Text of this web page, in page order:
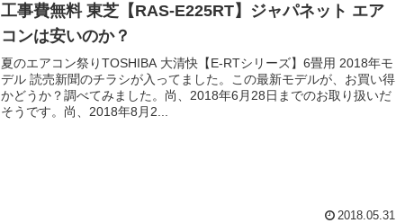
工事費無料 東芝【RAS-E225RT】ジャパネット エア
コンは安いのか？
夏のエアコン祭りTOSHIBA 大清快【E-RTシリーズ】6畳用 2018年モ
デル 読売新聞のチラシが入ってました。この最新モデルが、お買い得
かどうか？調べてみました。尚、2018年6月28日までのお取り扱いだ
そうです。尚、2018年8月2...
2018.05.31